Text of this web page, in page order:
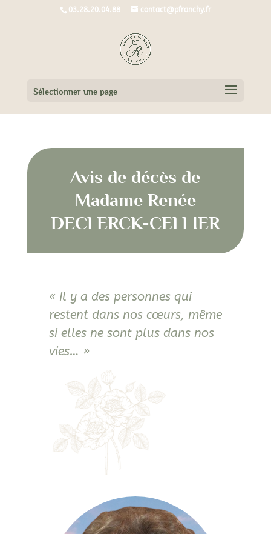
03.28.20.04.88 contact@pfranchy.fr
Sélectionner une page
Avis de décès de
Madame Renée
DECLERCK-CELLIER
« Il y a des personnes qui
restent dans nos cœurs, même
si elles ne sont plus dans nos
vies… »